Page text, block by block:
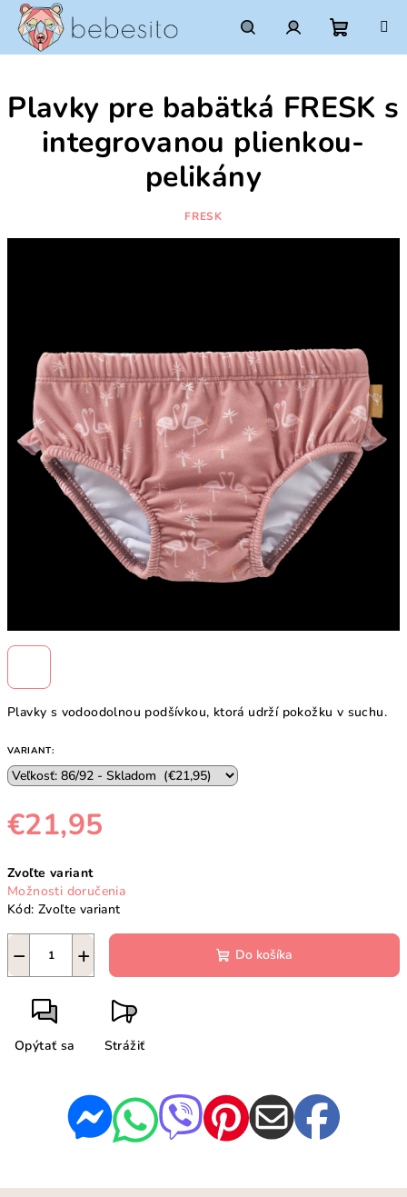
Prejsť
obsah
HľadaťPrihlásenie
košík
Plavky s vodoodolnou podšívkou, ktorá udrží pokožku v suchu.
VARIANT:
€21,95
cena:
Zvoľte variant
Možnosti doručenia
Kód: Zvoľte variant
+
− Do košíka
Opýtať sa Strážiť
Plavky pre babätká FRESK s
integrovanou plienkou-
pelikány
FRESK